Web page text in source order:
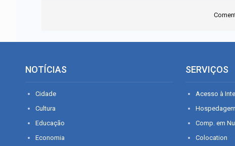
NOTÍCIAS
Cidade
Cultura
Educação
Economia
SERVIÇOS
Acesso à
Hospedagem
Comp. em
Colocation